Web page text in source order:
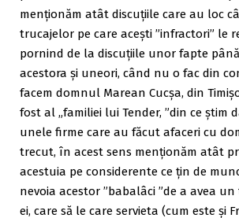
menționăm atât discuțiile care au loc
trucajelor pe care acești ”infractori” le
pornind de la discuțiile unor fapte
acestora și uneori, când nu o fac din
facem domnul Marean Cucșa, din
fost al „familiei lui Tender, ”din ce știm
unele firme care au făcut afaceri cu
trecut, în acest sens menționăm atât
acestuia pe considerente ce țin de
nevoia acestor ”babalâci ”de a avea
ei, care să le care servieta (cum este și